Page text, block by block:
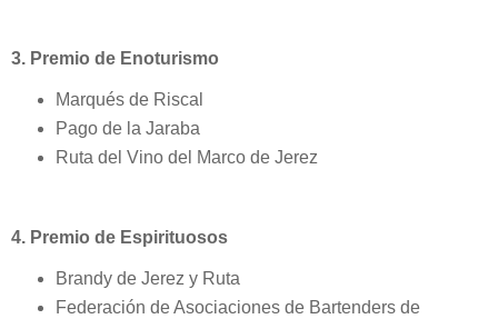
3. Premio de Enoturismo
Marqués de Riscal
Pago de la Jaraba
Ruta del Vino del Marco de Jerez
4. Premio de Espirituosos
Brandy de Jerez y Ruta
Federación de Asociaciones de Bartenders de